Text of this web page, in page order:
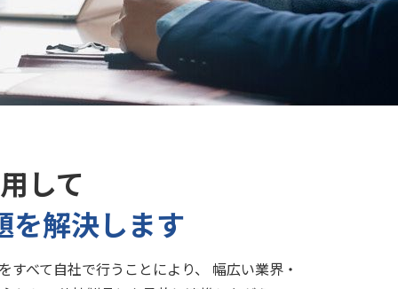
して
を解決します
べて自社で行うことにより、 幅広い業界・